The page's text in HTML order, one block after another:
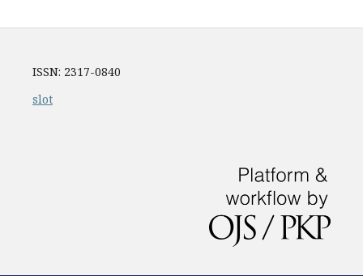
ISSN: 2317-0840
slot